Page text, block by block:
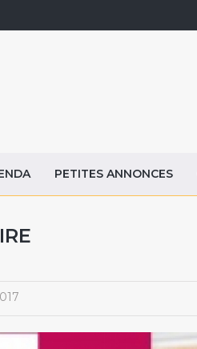
PETITES ANNONCES